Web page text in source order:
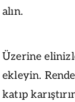
alın.
Üzerine
ekleyin.
katıp